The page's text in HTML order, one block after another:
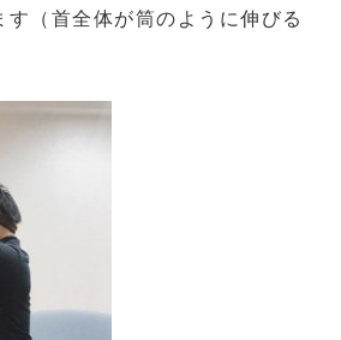
す（首全体が筒のように伸びる